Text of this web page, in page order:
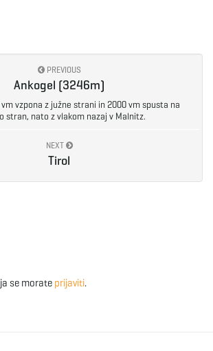
g
PREVIOUS
Ankogel (3246m)
vzpona z južne strani in 2000 vm spusta na
stran, nato z vlakom nazaj v Malnitz.
NEXT
Tirol
se morate prijaviti.